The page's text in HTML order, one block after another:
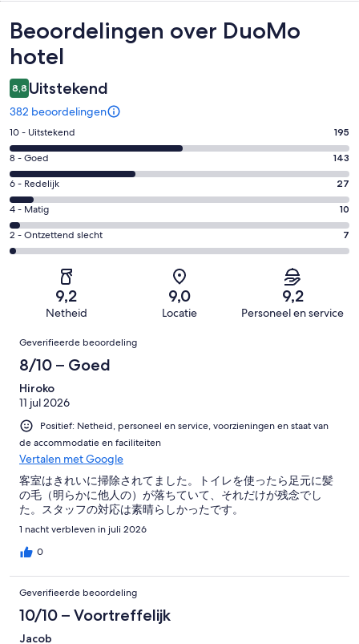
Beoordelingen
Beoordelingen over DuoMo
hotel
8,8 Uitstekend
382 beoordelingen
Gastenscore:
10
-
Uitstekend.
195
van
382
beoordelingen
10 - Uitstekend 195
Gastenscore:
8
-
Goed.
143
van
beoordelingen
8 - Goed 143
Gastenscore:
6
-
Redelijk.
27
beoordelingen
6 - Redelijk 27
Gastenscore:
4
-
4 - Matig 10
Gastenscore:
2
Ontzettend
van
beoordelingen
2 - Ontzettend slecht 7
9,2
Netheid
9,0
Locatie
9,2
Personeel en service
Beoordelingen
Geverifieerde beoordeling
8/10 – Goed
Hiroko
11 jul 2026
Positief: Netheid, personeel en service, voorzieningen en staat van
de accommodatie en faciliteiten
Vertalen met Google
客室はきれいに掃除されてました。トイレを使ったら足元に髪
の毛（明らかに他人の）が落ちていて、それだけが残念でし
た。スタッフの対応は素晴らしかったです。
1 nacht verbleven in juli 2026
0
Geverifieerde beoordeling
10/10 – Voortreffelijk
Jacob